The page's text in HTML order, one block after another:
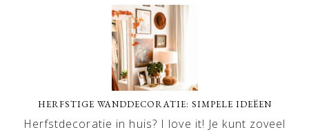
HERFSTIGE WANDDECORATIE: SIMPELE IDEËEN
Herfstdecoratie in huis? I love it! Je kunt zoveel